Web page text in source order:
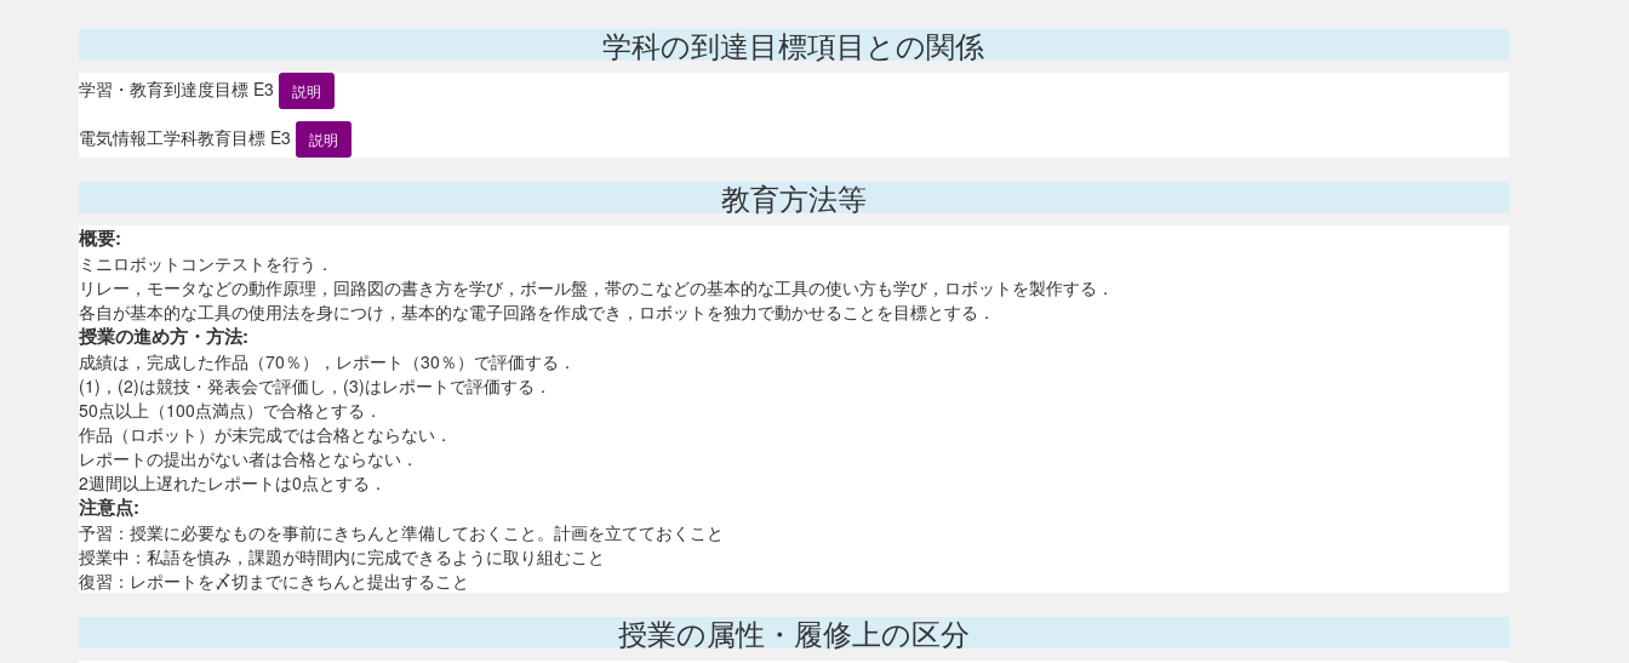
学科の到達目標項目との関係
学習・教育到達度目標 E3 説明
電気情報工学科教育目標 E3 説明
教育方法等
概要:
ミニロボットコンテストを行う．
リレー，モータなどの動作原理，回路図の書き方を学び，ボール盤，帯のこなどの基本的な工具の使い方も学び，ロボットを製作する．
各自が基本的な工具の使用法を身につけ，基本的な電子回路を作成でき，ロボットを独力で動かせることを目標とする．
授業の進め方・方法:
成績は，完成した作品（70％），レポート（30％）で評価する．
(1)，(2)は競技・発表会で評価し，(3)はレポートで評価する．
50点以上（100点満点）で合格とする．
作品（ロボット）が未完成では合格とならない．
レポートの提出がない者は合格とならない．
2週間以上遅れたレポートは0点とする．
注意点:
予習：授業に必要なものを事前にきちんと準備しておくこと。計画を立てておくこと
授業中：私語を慎み，課題が時間内に完成できるように取り組むこと
復習：レポートを〆切までにきちんと提出すること
授業の属性・履修上の区分